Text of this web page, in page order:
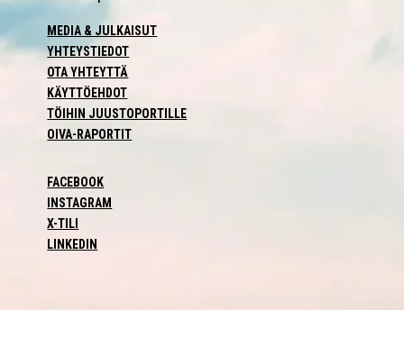
MEDIA & JULKAISUT
YHTEYSTIEDOT
OTA YHTEYTTÄ
KÄYTTÖEHDOT
TÖIHIN JUUSTOPORTILLE
OIVA-RAPORTIT
FACEBOOK
INSTAGRAM
X-TILI
LINKEDIN